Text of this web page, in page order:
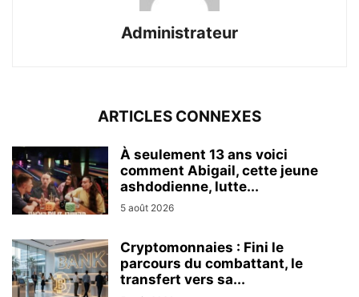
Administrateur
ARTICLES CONNEXES
À seulement 13 ans voici
comment Abigail, cette jeune
ashdodienne, lutte...
5 août 2026
Cryptomonnaies : Fini le
parcours du combattant, le
transfert vers sa...